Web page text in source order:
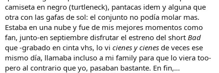
camiseta en negro (turtleneck), pantacas idem y alguna que
otra con las gafas de sol: el conjunto no podía molar mas.
Estaba en una nube y fue de mis mejores momentos como
fan, junto-en septiembre disfrutar el estreno del short Bad
que -grabado en cinta vhs, lo vi cienes y cienes de veces ese
mismo día, llamaba incluso a mi family para que lo viera too-
pero al contrario que yo, pasaban bastante. En fin,...